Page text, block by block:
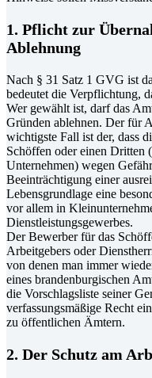
1. Pflicht zur
Ablehnung
Nach § 31 Satz 1 GVG ist
bedeutet die Verpflichtung,
Wer gewählt ist, darf das
Gründen ablehnen. Der für
wichtigste Fall ist der, dass
Schöffen oder einen Dritten
Unternehmen) wegen
Beeinträchtigung einer
Lebensgrundlage eine
vor allem in
Dienstleistungsgewerbes.
Der Bewerber für das
Arbeitgebers oder
von denen man immer
eines brandenburgischen
die Vorschlagsliste seiner
verfassungsmäßige Recht
zu öffentlichen Ämtern.
2. Der Schutz am